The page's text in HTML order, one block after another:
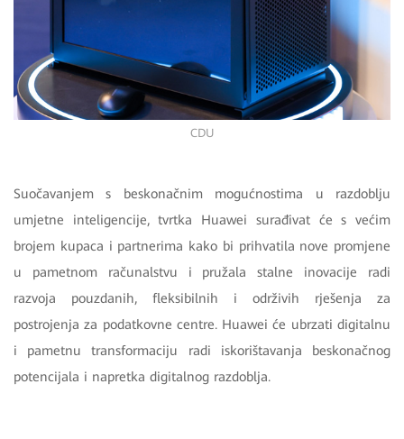
CDU
Suočavanjem s beskonačnim mogućnostima u razdoblju
umjetne inteligencije, tvrtka Huawei surađivat će s većim
brojem kupaca i partnerima kako bi prihvatila nove promjene
u pametnom računalstvu i pružala stalne inovacije radi
razvoja pouzdanih, fleksibilnih i održivih rješenja za
postrojenja za podatkovne centre. Huawei će ubrzati digitalnu
i pametnu transformaciju radi iskorištavanja beskonačnog
potencijala i napretka digitalnog razdoblja.